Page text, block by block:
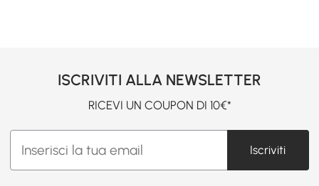
ISCRIVITI ALLA NEWSLETTER
RICEVI UN COUPON DI 10€*
Iscriviti